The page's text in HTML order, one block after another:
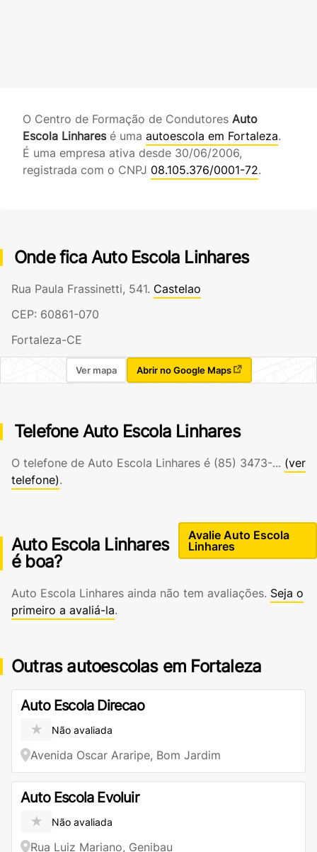
O Centro de Formação de Condutores Auto
Escola Linharesé uma autoescola em Fortaleza.
É uma empresa ativa desde 30/06/2006,
registrada com o CNPJ 08.105.376/0001-72.
Onde fica Auto Escola Linhares
Rua Paula Frassinetti, 541. Castelao
CEP: 60861-070
Fortaleza-CE
Ver mapa Abrir no Google Maps
Telefone Auto Escola Linhares
O telefone de Auto Escola Linhares é (85) 3473-... (ver
telefone).
Auto Escola Linhares
é boa?
Avalie Auto Escola
Linhares
Auto Escola Linhares ainda não tem avaliações. Seja o
primeiro a avaliá-la.
Outras autoescolas em Fortaleza
Auto Escola Direcao
★ Não avaliada
Avenida Oscar Araripe, Bom Jardim
Auto Escola Evoluir
★ Não avaliada
Rua Luiz Mariano, Genibau